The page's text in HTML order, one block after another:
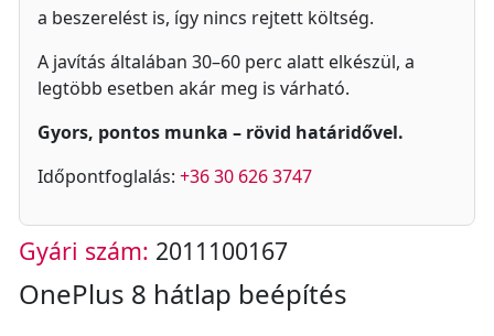
a beszerelést is, így nincs rejtett költség.
A javítás általában 30–60 perc alatt elkészül, a
legtöbb esetben akár meg is várható.
Gyors, pontos munka – rövid határidővel.
Időpontfoglalás: +36 30 626 3747
Gyári szám: 2011100167
OnePlus 8 hátlap beépítés